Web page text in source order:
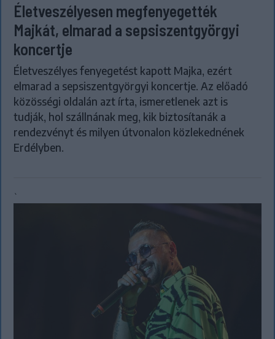
Életveszélyesen megfenyegették
Majkát, elmarad a sepsiszentgyörgyi
koncertje
Életveszélyes fenyegetést kapott Majka, ezért
elmarad a sepsiszentgyörgyi koncertje. Az előadó
közösségi oldalán azt írta, ismeretlenek azt is
tudják, hol szállnának meg, kik biztosítanák a
rendezvényt és milyen útvonalon közlekednének
Erdélyben.
`